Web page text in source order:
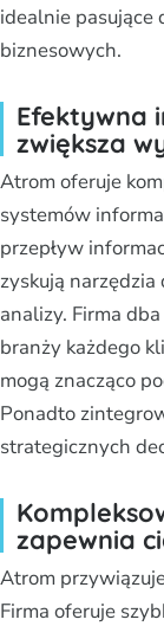
idealnie pasujące
biznesowych.
Efektywna
zwiększa
Atrom oferuje
systemów
przepływ
zyskują
analizy. Firma
branży każdego
mogą znacząco
Ponadto
strategicznych
zapewnia
Atrom
Firma oferuje